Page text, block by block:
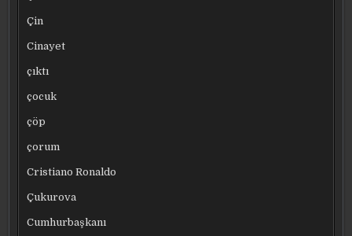
Çin
Cinayet
çıktı
çocuk
çöp
çorum
Cristiano Ronaldo
Çukurova
Cumhurbaşkanı